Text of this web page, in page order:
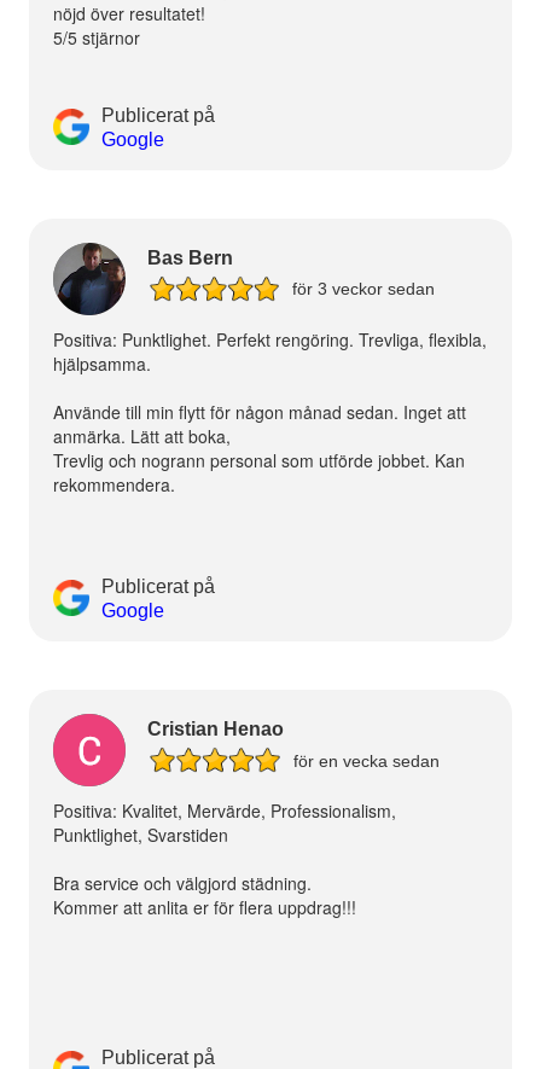
nöjd över resultatet!
5/5 stjärnor
Publicerat på
Google
Bas Bern
för 3 veckor sedan
Positiva: Punktlighet. Perfekt rengöring. Trevliga, flexibla,
hjälpsamma.
Använde till min flytt för någon månad sedan. Inget att
anmärka. Lätt att boka,
Trevlig och nogrann personal som utförde jobbet. Kan
rekommendera.
Publicerat på
Google
Cristian Henao
för en vecka sedan
Positiva: Kvalitet, Mervärde, Professionalism,
Punktlighet, Svarstiden
Bra service och välgjord städning.
Kommer att anlita er för flera uppdrag!!!
Publicerat på